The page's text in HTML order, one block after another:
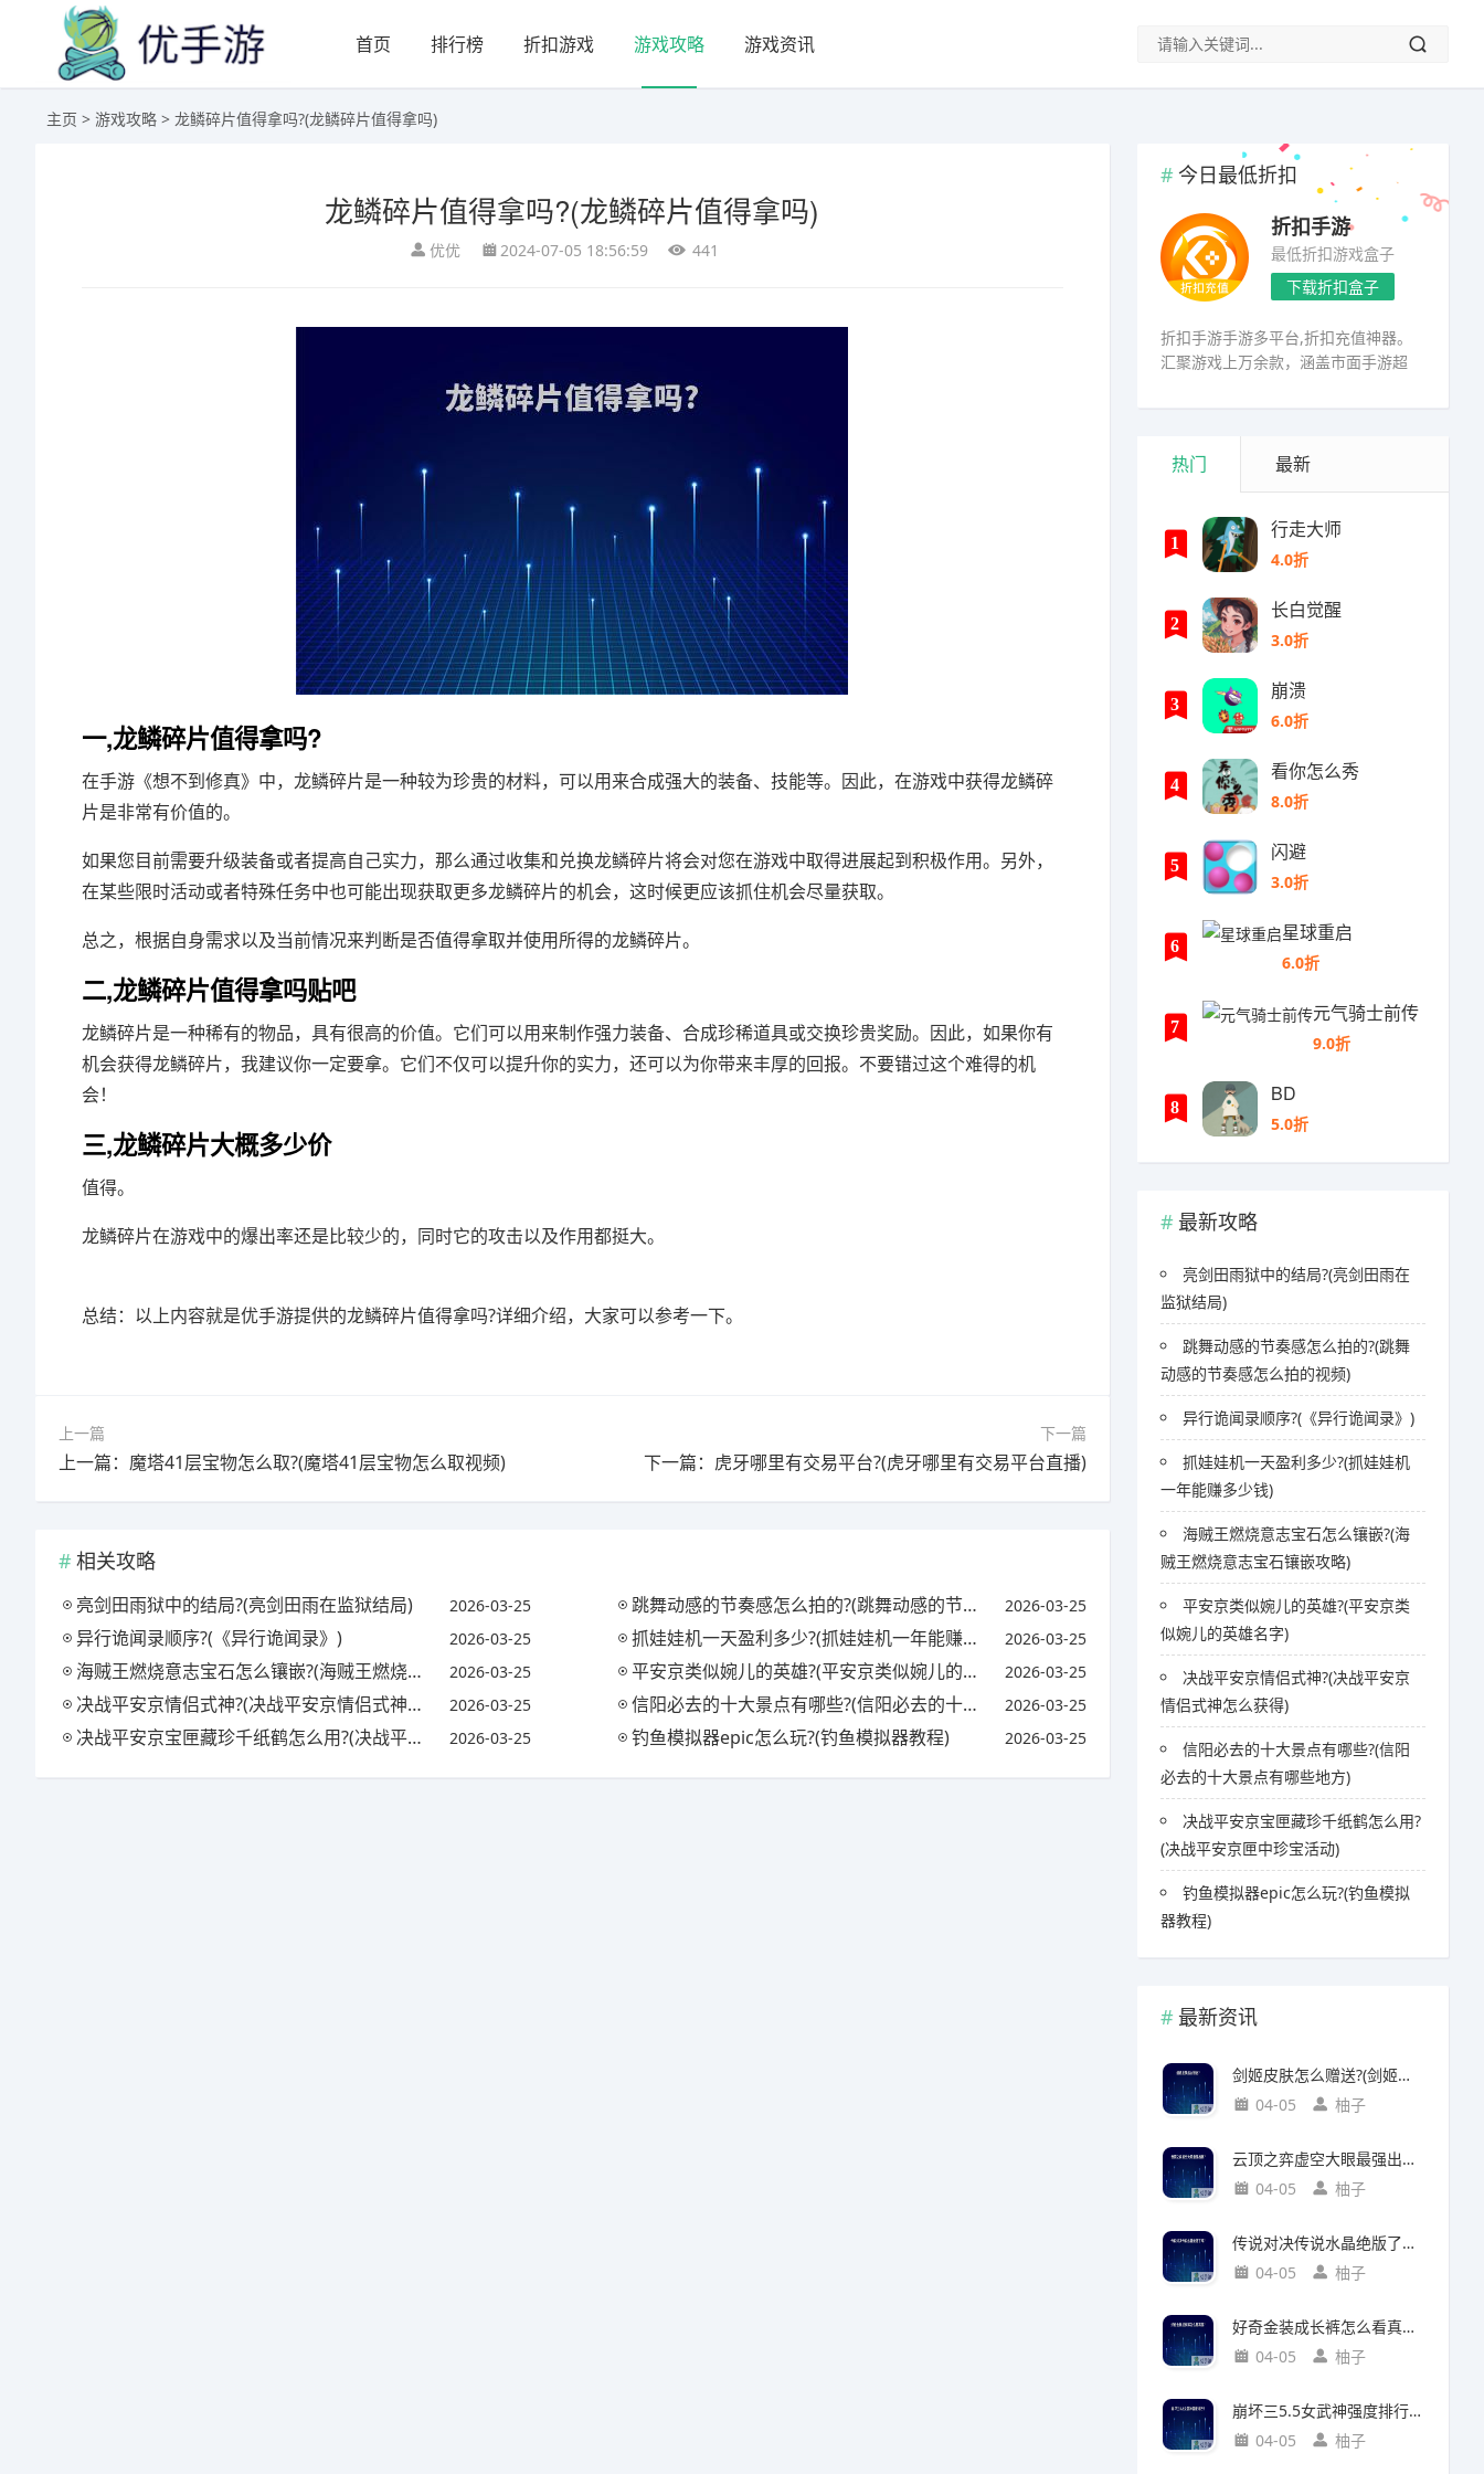
首页 排行榜 折扣游戏 游戏攻略 游戏资讯
主页 > 游戏攻略 > 龙鳞碎片值得拿吗?(龙鳞碎片值得拿吗)
龙鳞碎片值得拿吗?(龙鳞碎片值得拿吗)
优优 2024-07-05 18:56:59 441
一,龙鳞碎片值得拿吗?
在手游《想不到修真》中，龙鳞碎片是一种较为珍贵的材料，可以用来合成强大的装备、技能等。因此，在游戏中获得龙鳞碎
片是非常有价值的。
如果您目前需要升级装备或者提高自己实力，那么通过收集和兑换龙鳞碎片将会对您在游戏中取得进展起到积极作用。另外，
在某些限时活动或者特殊任务中也可能出现获取更多龙鳞碎片的机会，这时候更应该抓住机会尽量获取。
总之，根据自身需求以及当前情况来判断是否值得拿取并使用所得的龙鳞碎片。
二,龙鳞碎片值得拿吗贴吧
龙鳞碎片是一种稀有的物品，具有很高的价值。它们可以用来制作强力装备、合成珍稀道具或交换珍贵奖励。因此，如果你有
机会获得龙鳞碎片，我建议你一定要拿。它们不仅可以提升你的实力，还可以为你带来丰厚的回报。不要错过这个难得的机
会！
三,龙鳞碎片大概多少价
值得。
龙鳞碎片在游戏中的爆出率还是比较少的，同时它的攻击以及作用都挺大。
总结：以上内容就是优手游提供的龙鳞碎片值得拿吗?详细介绍，大家可以参考一下。
上一篇
上一篇：魔塔41层宝物怎么取?(魔塔41层宝物怎么取视频)
下一篇
下一篇：虎牙哪里有交易平台?(虎牙哪里有交易平台直播)
相关攻略
亮剑田雨狱中的结局?(亮剑田雨在监狱结局) 2026-03-25 跳舞动感的节奏感怎么拍的?(跳舞动感的节奏感怎么拍的视频) 2026-03-25
异行诡闻录顺序?(《异行诡闻录》) 2026-03-25 抓娃娃机一天盈利多少?(抓娃娃机一年能赚多少钱) 2026-03-25
海贼王燃烧意志宝石怎么镶嵌?(海贼王燃烧意志宝石镶嵌攻略) 2026-03-25 平安京类似婉儿的英雄?(平安京类似婉儿的英雄名字) 2026-03-25
决战平安京情侣式神?(决战平安京情侣式神怎么获得) 2026-03-25 信阳必去的十大景点有哪些?(信阳必去的十大景点有哪些地方) 2026-03-25
决战平安京宝匣藏珍千纸鹤怎么用?(决战平安京匣中珍宝活动) 2026-03-25 钓鱼模拟器epic怎么玩?(钓鱼模拟器教程) 2026-03-25
今日最低折扣
折扣手游
最低折扣游戏盒子
下载折扣盒子
折扣手游手游多平台,折扣充值神器。
汇聚游戏上万余款，涵盖市面手游超
热门 最新
1
行走大师
4.0折
2
长白觉醒
3.0折
3
崩溃
6.0折
4
看你怎么秀
8.0折
5
闪避
3.0折
6
星球重启
6.0折
7
元气骑士前传
9.0折
8
BD
5.0折
最新攻略
亮剑田雨狱中的结局?(亮剑田雨在
监狱结局)
跳舞动感的节奏感怎么拍的?(跳舞
动感的节奏感怎么拍的视频)
异行诡闻录顺序?(《异行诡闻录》)
抓娃娃机一天盈利多少?(抓娃娃机
一年能赚多少钱)
海贼王燃烧意志宝石怎么镶嵌?(海
贼王燃烧意志宝石镶嵌攻略)
平安京类似婉儿的英雄?(平安京类
似婉儿的英雄名字)
决战平安京情侣式神?(决战平安京
情侣式神怎么获得)
信阳必去的十大景点有哪些?(信阳
必去的十大景点有哪些地方)
决战平安京宝匣藏珍千纸鹤怎么用?
(决战平安京匣中珍宝活动)
钓鱼模拟器epic怎么玩?(钓鱼模拟
器教程)
最新资讯
剑姬皮肤怎么赠送?(剑姬皮肤怎么赠送给别人)
04-05
柚子
云顶之弈虚空大眼最强出装?(云顶之弈虚空之眼出装)
04-05
柚子
传说对决传说水晶绝版了吗?(传说对决 传说水晶)
04-05
柚子
好奇金装成长裤怎么看真假?(好奇金装成长裤怎么看真假鉴别)
04-05
柚子
崩坏三5.5女武神强度排行?(崩坏三5.2女武神强度)
04-05
柚子